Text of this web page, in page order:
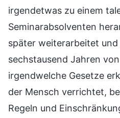
irgendetwas zu einem
Seminarabsolventen
später weiterarbeitet
sechstausend Jahren
irgendwelche Gesetze
der Mensch verrichtet,
Regeln und